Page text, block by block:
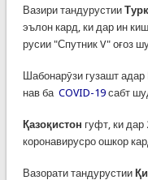
Вазири тандурустии
эълон кард, ки дар ин
русии "Спутник V" оғоз
Шабонарӯзи гузашт
нав ба COVID-19сабт
Қазоқистон гуфт, ки дар
коронавирусро ошкор
Вазорати тандурустии